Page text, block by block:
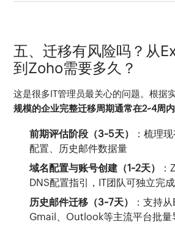
五、迁移有风险吗？从
到Zoho需要多久？
这是很多IT管理员最关心的问题。根据
规模的企业完整迁移周期通常在2~4周
前期评估阶段（3~5天）
：梳理
配置、历史邮件数据量
域名配置与账号创建（1~2天）
DNS配置指引，IT团队可独立完成
历史邮件迁移（3~7天）
：支持
Gmail、Outlook等主流平台批量